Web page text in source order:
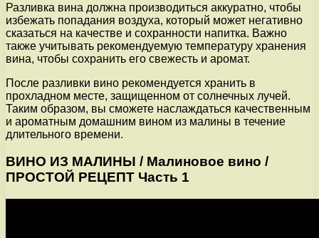
Разливка вина должна производиться аккуратно, чтобы
избежать попадания воздуха, который может негативно
сказаться на качестве и сохранности напитка. Важно
также учитывать рекомендуемую температуру хранения
вина, чтобы сохранить его свежесть и аромат.
После разливки вино рекомендуется хранить в
прохладном месте, защищенном от солнечных лучей.
Таким образом, вы сможете наслаждаться качественным
и ароматным домашним вином из малины в течение
длительного времени.
ВИНО ИЗ МАЛИНЫ / Малиновое вино /
ПРОСТОЙ РЕЦЕПТ Часть 1